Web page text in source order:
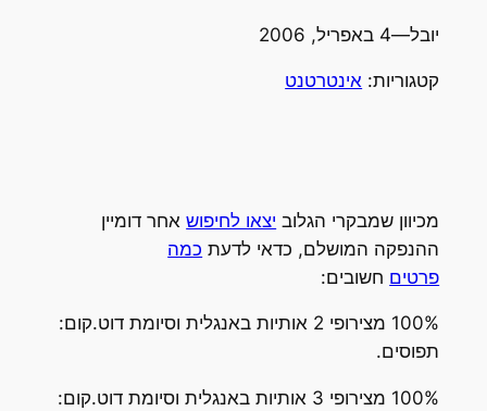
יובל—4 באפריל, 2006
קטגוריות: אינטרטנט
מכיוון שמבקרי הגלוב יצאו לחיפושאחר דומיין
ההנפקה המושלם, כדאי לדעת כמה
פרטים חשובים:
100% מצירופי 2 אותיות באנגלית וסיומת דוט.קום:
תפוסים.
100% מצירופי 3 אותיות באנגלית וסיומת דוט.קום: